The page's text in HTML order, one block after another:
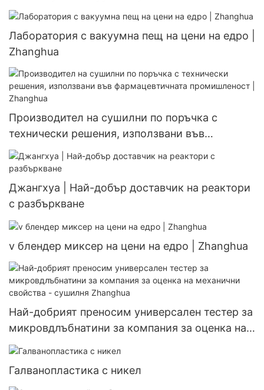
Лаборатория с вакуумна пещ на цени на едро |
Zhanghua
Производител на сушилни по поръчка с
технически решения, използвани във
фармацевтичната промишленост | Zhanghua
Джангхуа | Най-добър доставчик на реактори
с разбъркване
v блендер миксер на цени на едро | Zhanghua
Най-добрият преносим универсален тестер за
микровдлъбнатини за компания за оценка на
механични свойства - сушилня Zhanghua
Галванопластика с никел